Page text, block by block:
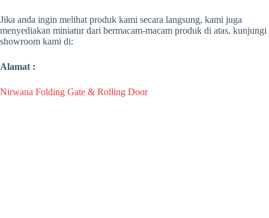
Jika anda ingin melihat produk kami secara langsung, kami juga
menyediakan miniatur dari bermacam-macam produk di atas, kunjungi
showroom kami di:
Alamat :
Nirwana Folding Gate & Rolling Door